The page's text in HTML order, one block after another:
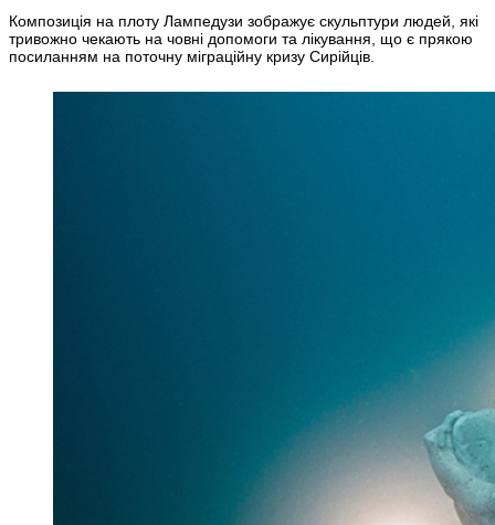
Композиція на плоту Лампедузи зображує скульптури людей, які
тривожно чекають на човні допомоги та лікування, що є прякою
посиланням на поточну міграційну кризу Сирійців.